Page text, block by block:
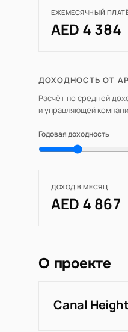
ЕЖЕМЕСЯЧНЫЙ
AED 4 384
ДОХОДНОСТЬ ОТ
Расчёт по средней
и управляющей
Годовая доходность
ДОХОД В МЕСЯЦ
AED 4 867
О проекте
Canal